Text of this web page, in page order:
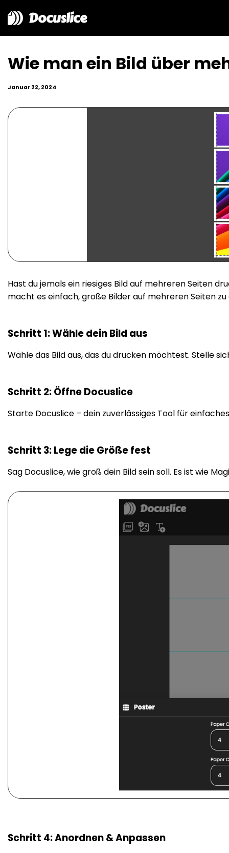
Docuslice
Wie man ein Bild über
Januar 22, 2024
Hast du jemals ein riesiges Bild auf mehreren Seiten
macht es einfach, große Bilder auf mehreren Seiten
Schritt 1: Wähle dein Bild aus
Wähle das Bild aus, das du drucken möchtest. Stelle
Schritt 2: Öffne Docuslice
Starte Docuslice – dein zuverlässiges Tool für
Schritt 3: Lege die Größe fest
Sag Docuslice, wie groß dein Bild sein soll. Es ist wie
Schritt 4: Anordnen & Anpassen